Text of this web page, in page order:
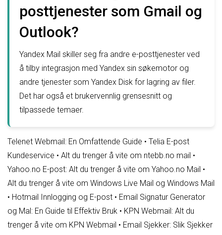
posttjenester som Gmail og
Outlook?
Yandex Mail skiller seg fra andre e-posttjenester ved
å tilby integrasjon med Yandex sin søkemotor og
andre tjenester som Yandex Disk for lagring av filer.
Det har også et brukervennlig grensesnitt og
tilpassede temaer.
Telenet Webmail: En Omfattende Guide • Telia E-post
Kundeservice • Alt du trenger å vite om ntebb.no mail •
Yahoo.no E-post: Alt du trenger å vite om Yahoo.no Mail •
Alt du trenger å vite om Windows Live Mail og Windows Mail
• Hotmail Innlogging og E-post • Email Signatur Generator
og Mal: En Guide til Effektiv Bruk • KPN Webmail: Alt du
trenger å vite om KPN Webmail • Email Sjekker: Slik Sjekker